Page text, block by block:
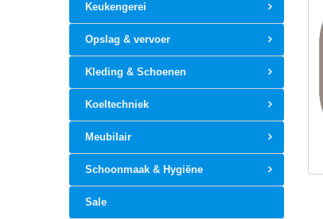
Keukengerei
Opslag & vervoer
Kleding & Schoenen
Koeltechniek
Meubilair
Schoonmaak & Hygiëne
Sale